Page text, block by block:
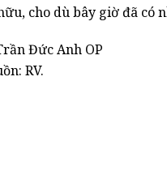
cho dù bây giờ đã có
Đức Anh OP
RV.